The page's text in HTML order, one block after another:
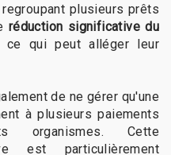
plusieurs prêts
réduction significative du
qui peut alléger leur
de ne gérer qu'une
à plusieurs paiements
organismes. Cette
est particulièrement